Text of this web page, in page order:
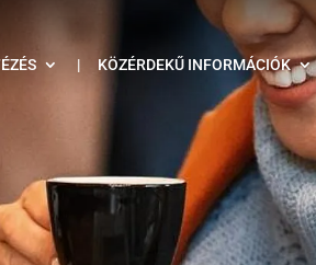
| KÖZÉRDEKŰ INFORMÁCIÓK